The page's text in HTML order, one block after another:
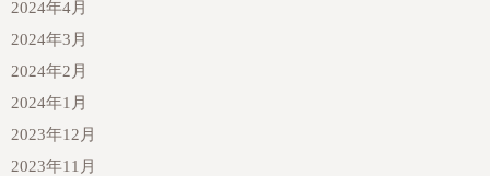
2024年4月
2024年3月
2024年2月
2024年1月
2023年12月
2023年11月